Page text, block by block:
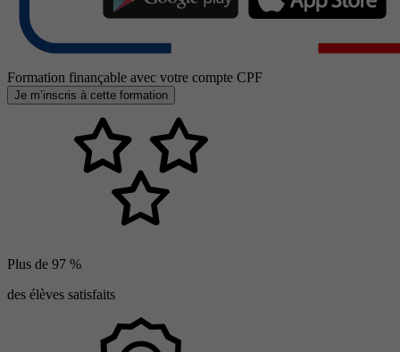
Formation finançable avec votre compte CPF
Je m’inscris à cette formation
Plus de 97 %
des élèves satisfaits